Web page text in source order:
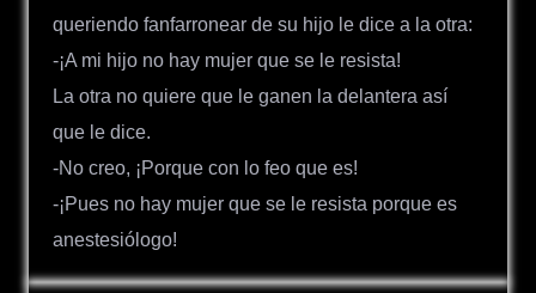
queriendo fanfarronear de su hijo le dice a la otra:
-¡A mi hijo no hay mujer que se le resista!
La otra no quiere que le ganen la delantera así
que le dice.
-No creo, ¡Porque con lo feo que es!
-¡Pues no hay mujer que se le resista porque es
anestesiólogo!